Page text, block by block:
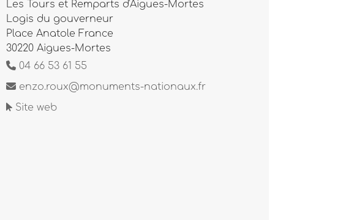
Les Tours et Remparts d'Aigues-Mortes
Logis du gouverneur
Place Anatole France
30220 Aigues-Mortes
04 66 53 61 55
enzo.roux@monuments-nationaux.fr
Site web